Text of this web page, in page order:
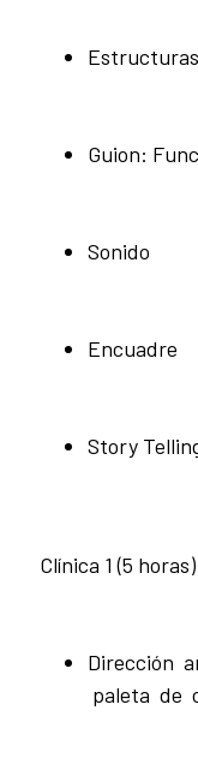
Guion:
Sonido
Encuadre
Story
Clínica 1 (5 horas)
Dirección
paleta de